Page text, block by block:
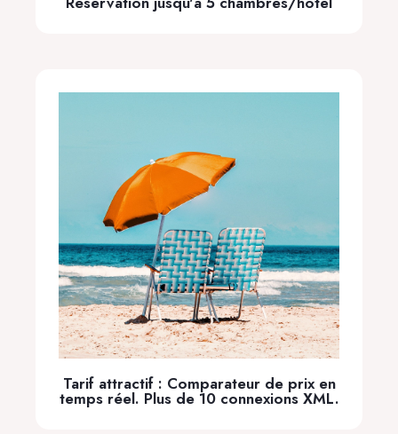
Tarif attractif : Comparateur de prix en
temps réel. Plus de 10 connexions XML.